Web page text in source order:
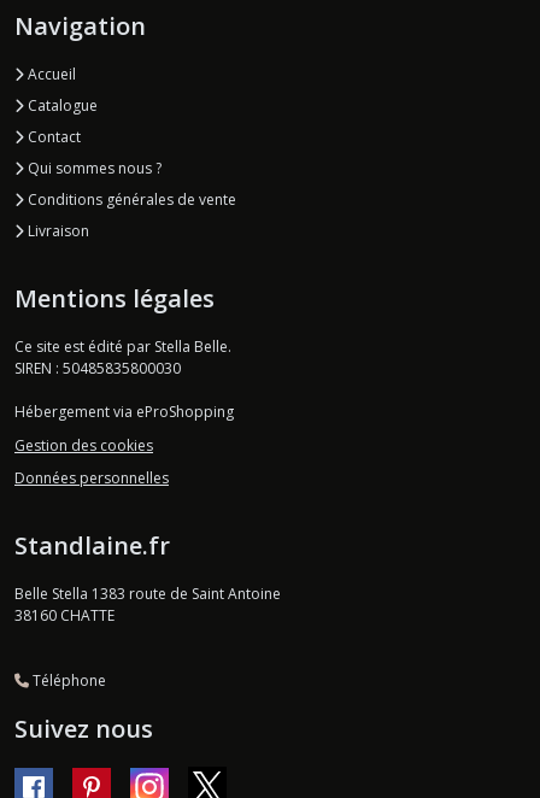
Navigation
Accueil
Catalogue
Contact
Qui sommes nous ?
Conditions générales de vente
Livraison
Mentions légales
Ce site est édité par Stella Belle.
SIREN : 50485835800030
Hébergement via eProShopping
Gestion des cookies
Données personnelles
Standlaine.fr
Belle Stella 1383 route de Saint Antoine
38160 CHATTE
Téléphone
Suivez nous